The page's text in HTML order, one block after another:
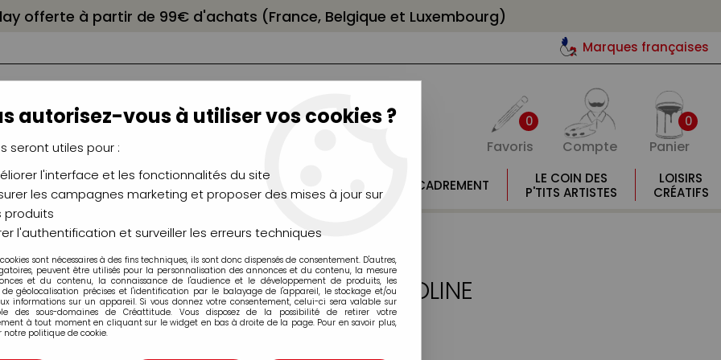
offerte à partir de 99€ d'achats (France, Belgique et Luxembourg)
Marques françaises
0
Favoris Compte
0
Panier
CHÂSSIS
CHEVALETS
AÉROGRAPHIE
MODÉLISME
MOULAGE
ENCADREMENT
LE COIN DES
P'TITS ARTISTES
LOISIRS
CRÉATIFS
>Encre Aquarelle ECOLINE
Encre Aquarelle ECOLINE
Dès4,59 €TTC
autorisez-vous à utiliser vos cookies ?
seront utiles pour :
l'interface et les fonctionnalités du site
les campagnes marketing et proposer des mises à jour sur
produits
l'authentification et surveiller les erreurs techniques
sont nécessaires à des fins techniques, ils sont donc dispensés de consentement. D'autres,
peuvent être utilisés pour la personnalisation des annonces et du contenu, la mesure
et du contenu, la connaissance de l'audience et le développement de produits, les
de géolocalisation précises et l'identification par le balayage de l'appareil, le stockage et/ou
informations sur un appareil. Si vous donnez votre consentement, celui-ci sera valable sur
des sous-domaines de Créattitude. Vous disposez de la possibilité de retirer votre
à tout moment en cliquant sur le widget en bas à droite de la page. Pour en savoir plus,
notre politique de cookie.